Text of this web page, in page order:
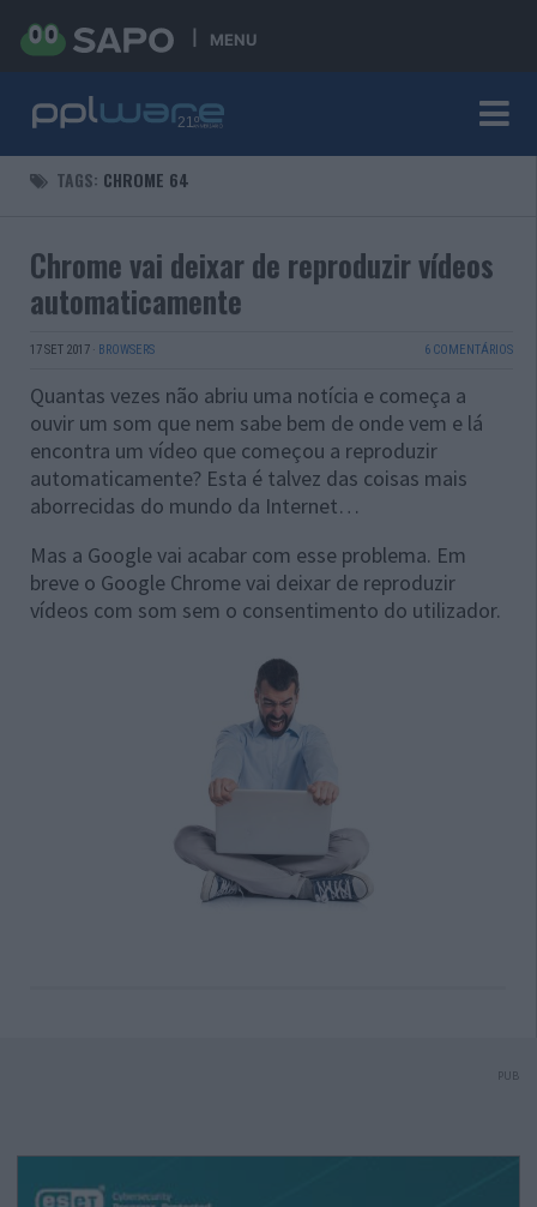
MENU
TAGS: CHROME 64
Chrome vai deixar de reproduzir vídeos
automaticamente
17 SET 2017 · BROWSERS 6 COMENTÁRIOS
Quantas vezes não abriu uma notícia e começa a
ouvir um som que nem sabe bem de onde vem e lá
encontra um vídeo que começou a reproduzir
automaticamente? Esta é talvez das coisas mais
aborrecidas do mundo da Internet…
Mas a Google vai acabar com esse problema. Em
breve o Google Chrome vai deixar de reproduzir
vídeos com som sem o consentimento do utilizador.
PUB